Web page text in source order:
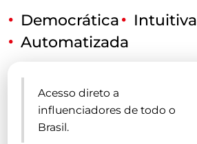
Democrática Intuitiva
Automatizada
Acesso direto a
influenciadores de todo o
Brasil.